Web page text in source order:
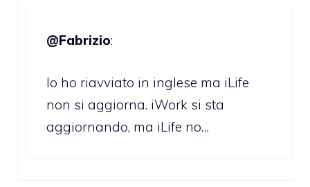
@Fabrizio:
Io ho riavviato in inglese ma iLife
non si aggiorna. iWork si sta
aggiornando, ma iLife no…